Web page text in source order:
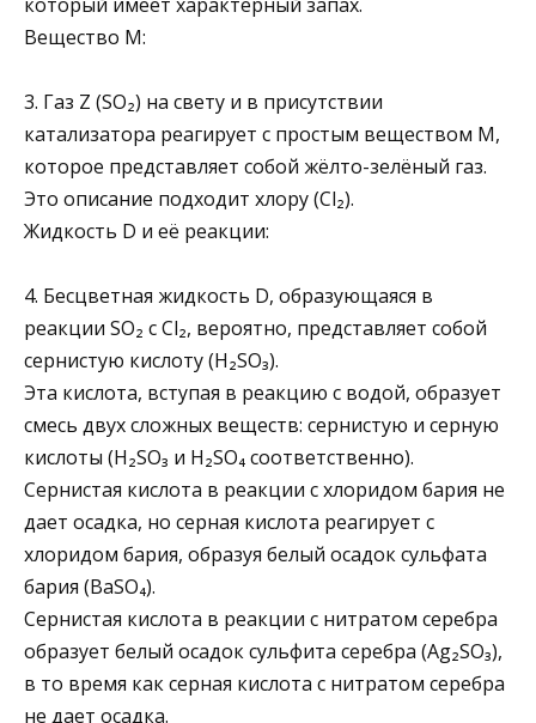
Вещество M:
3. Газ Z (SO₂) на свету и в присутствии
катализатора реагирует с простым веществом M,
которое представляет собой жёлто-зелёный газ.
Это описание подходит хлору (Cl₂).
Жидкость D и её реакции:
4. Бесцветная жидкость D, образующаяся в
реакции SO₂ с Cl₂, вероятно, представляет собой
сернистую кислоту (H₂SO₃).
Эта кислота, вступая в реакцию с водой, образует
смесь двух сложных веществ: сернистую и серную
кислоты (H₂SO₃ и H₂SO₄ соответственно).
Сернистая кислота в реакции с хлоридом бария не
дает осадка, но серная кислота реагирует с
хлоридом бария, образуя белый осадок сульфата
бария (BaSO₄).
Сернистая кислота в реакции с нитратом серебра
образует белый осадок сульфита серебра (Ag₂SO₃),
в то время как серная кислота с нитратом серебра
не дает осадка.